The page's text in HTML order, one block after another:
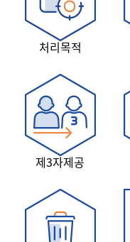
처리목적
제3자제공